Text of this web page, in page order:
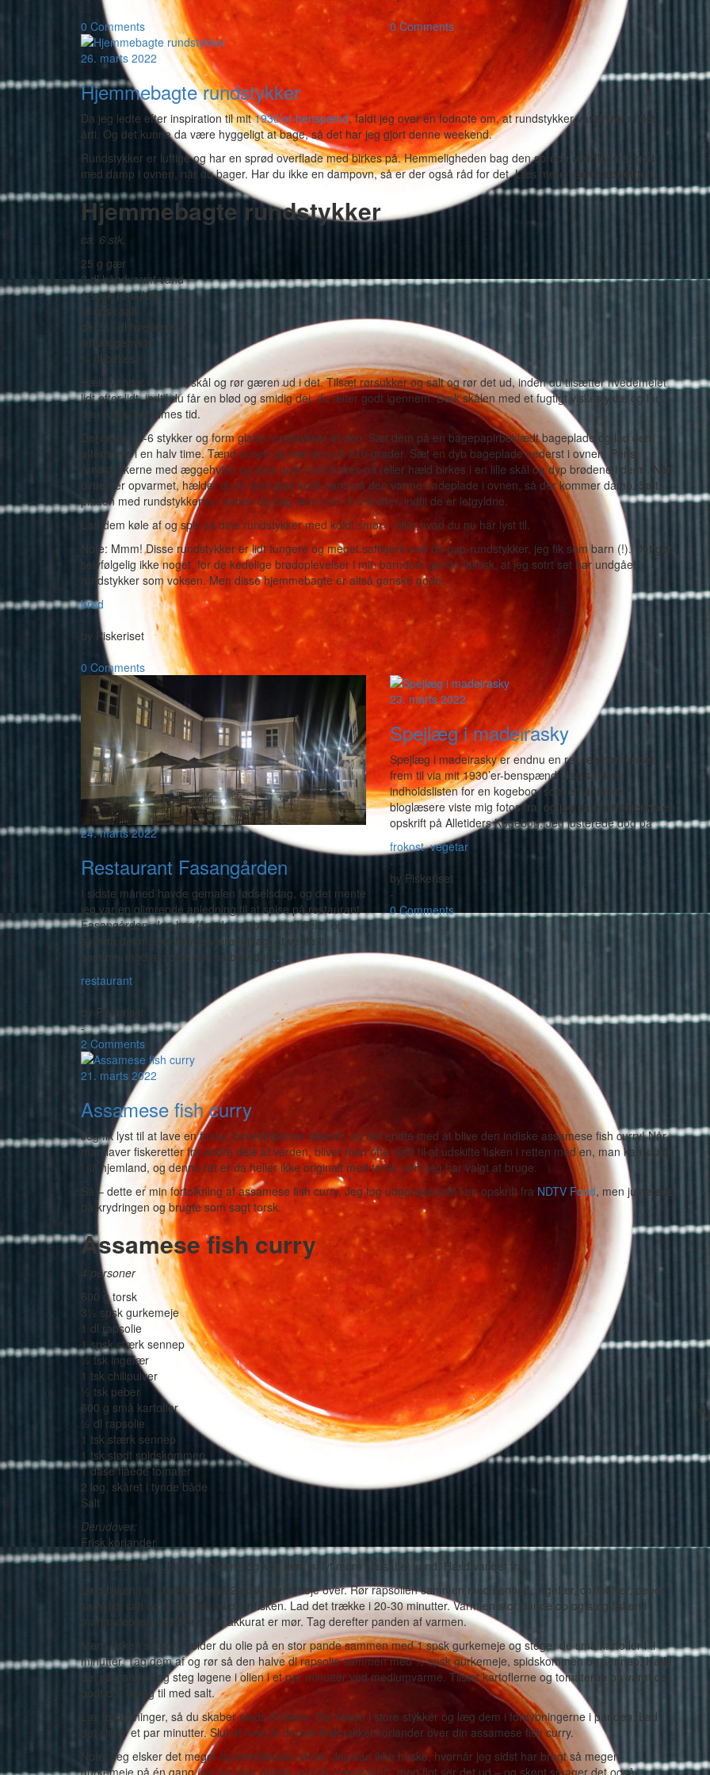
-
0 Comments
-
0 Comments
26. marts 2022
Hjemmebagte rundstykker
Da jeg ledte efter inspiration til mit1930’er-benspænd, faldt jeg over en fodnote om, at rundstykker vandt frem i det
årti. Og det kunne da være hyggeligt at bage, så det har jeg gjort denne weekend.
Rundstykker er luftige og har en sprød overflade med birkes på. Hemmeligheden bag den sprøde overflade er godt
med damp i ovnen, når du bager. Har du ikke en dampovn, så er der også råd for det. Læs mere i selve opskriften.
Hjemmebagte rundstykker
ca. 6 stk.
25 g gær
3 dl håndvarmt vand
1 spsk rørsukker
½ spsk salt
ca. 5½ dl hvedemel
lidt æggehvide
½ dl birkes
Hæld vandet i en stor skål og rør gæren ud i det. Tilsæt rørsukker og salt og rør det ud, inden du tilsætter hvedemelet
lidt efter lidt, indtil du får en blød og smidig dej, du ælter godt igennem. Dæk skålen med et fugtigt viskestykke og lad
den hæve i en times tid.
Del dejen i 5-6 stykker og form glatte rundstykker af den. Sæt dem på en bagepapirbeklædt bageplade og lad dem
efterhæve i en halv time. Tænd ovnen og sæt den på 210 grader. Sæt en dyb bageplade nederst i ovnen. Pensl
rundstykkerne med æggehvide og drys godt med birkes på (eller hæld birkes i en lille skål og dyp brødene i dem). Når
ovnen er opvarmet, hælder du et stort glas koldt vand på den varme badeplade i ovnen, så der kommer damp. Sæt
pladen med rundstykkerne i ovnen og bag dem i ca 15 minutter, indtil de er letgyldne.
Lad dem køle af og spis så dine rundstykker med koldt smør – eller hvad du nu har lyst til.
Note: Mmm! Disse rundstykker er lidt tungere og meget saftigere end de pap-rundstykker, jeg fik som barn (!). Det gør
selvfølgelig ikke noget, for de kedelige brødoplevelser i min barndom gjorde faktisk, at jeg sotrt set har undgået
rundstykker som voksen. Men disse hjemmebagte er altså ganske gode.
brød
-
by Piskeriset
-
0 Comments
24. marts 2022
Restaurant Fasangården
I sidste måned havde gemalen fødselsdag, og det mente
jeg var en glimrende anledning til at spise på restaurant
Fasangården. Jeg har fået den anbefalet af flere, og
selvom det måske havde været oplagt at vente til
sommer med at spise der, så blev det …
restaurant
-
by Piskeriset
-
2 Comments
23. marts 2022
Spejlæg i madeirasky
Spejlæg i madeirasky er endnu en ret, jeg har fundet
frem til via mit 1930’er-benspænd. Jeg så den i
indholdslisten for en kogebog, som en af mine
bloglæsere viste mig fotos fra, og jeg så efterfølgende en
opskrift på Alletiders Kogebog. Jeg justerede dog på…
frokost,vegetar
-
by Piskeriset
-
0 Comments
21. marts 2022
Assamese fish curry
Jeg fik lyst til at lave en funky, farvestrålende fiskeret, og det endte med at blive den indiske assamese fish curry! Når
man laver fiskeretter fra andre dele af verden, bliver man ofte nødt til at udskifte fisken i retten med en, man kan skaffe
i sit hjemland, og denne ret er da heller ikke originalt med torsk, som jeg har valgt at bruge.
Så – dette er min fortolkning af assamese fish curry. Jeg tog udgangspunkt i en opskrift fra NDTV Food, men justerede
på krydringen og brugte som sagt torsk.
Assamese fish curry
4 personer
600 g torsk
3½ spsk gurkemeje
1 dl rapsolie
1 spsk stærk sennep
½ tsk ingefær
1 tsk chilipulver
½ tsk peber
600 g små kartofler
½ dl rapsolie
1 tsk stærk sennep
1 tsk stødt spidskommen
1 dåse flåede tomater
2 løg, skåret i tynde både
Salt
Derudover:
Frisk koriander
Start med at skrubbe kartoflerne og kog dem halvt møre i letsaltet vand. Hæld vandet fra.
Læg fisken i et stort fad. Drys 2 spsk gurkemeje over. Rør rapsolien sammen med sennep, ingefær, chilipulver, peber
samt lidt salt og fordel det ud over fisken. Lad det trække i 20-30 minutter. Varm en stor pande op og steg fisken i
marinadeolien, indtil den lige akkurat er mør. Tag derefter panden af varmen.
Mens fisken steger, hælder du olie på en stor pande sammen med 1 spsk gurkemeje og steger de små kartofler i ti
minutter. Tag dem af og rør så den halve dl rapsolie sammen med ½ spsk gurkemeje, spidskommen og sennep. Hæld
det på panden og steg løgene i olien i et par minutter ved mediumvarme. Tilsæt kartoflerne og tomaterne og varm det
godt op. Smag til med salt.
Lav fordybninger, så du skaber plads til fisken. Del fisken i store stykker og læg dem i fordybningerne i panden. Lad
det simre et par minutter. Slut af med at drysse friskhakket koriander over din assamese fish curry.
Note: Jeg elsker det meget farvestrålende udtryk! Jeg kan ikke huske, hvornår jeg sidst har brugt så megen